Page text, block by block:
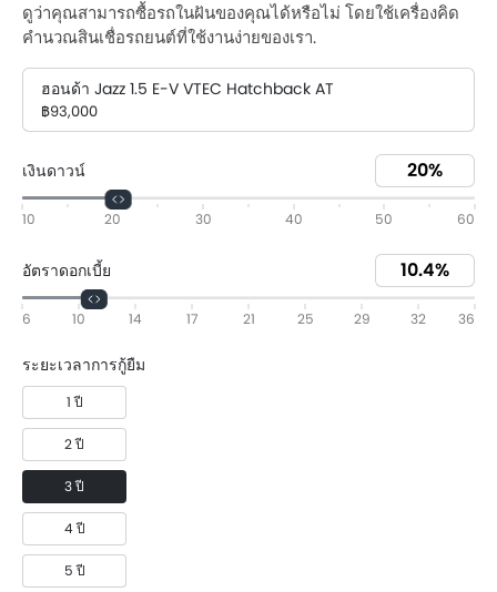
ดูว่าคุณสามารถซื้อรถในฝันของคุณได้หรือไม่ โดยใช้เครื่องคิด
คำนวณสินเชื่อรถยนต์ที่ใช้งานง่ายของเรา.
ฮอนด้า Jazz 1.5 E-V VTEC Hatchback AT
฿93,000
เงินดาวน์
10 20 30 40 50 60
อัตราดอกเบี้ย
6 10 14 17 21 25 29 32 36
ระยะเวลาการกู้ยืม
1 ปี
2 ปี
3 ปี
4 ปี
5 ปี